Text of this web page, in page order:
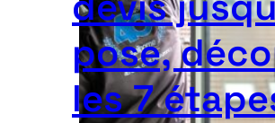
pose,
les 7